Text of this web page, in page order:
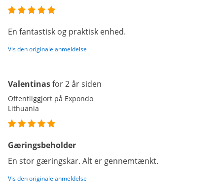
En fantastisk og praktisk enhed.
Vis den originale anmeldelse
Valentinasfor 2 år siden
Offentliggjort på Expondo
Lithuania
Gæringsbeholder
En stor gæringskar. Alt er gennemtænkt.
Vis den originale anmeldelse